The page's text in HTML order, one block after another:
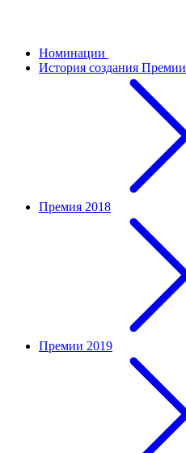
Номинации
История создания Премии
Премия 2018
Премии 2019